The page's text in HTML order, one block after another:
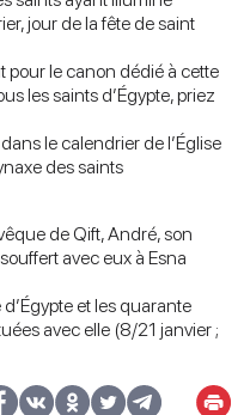
jour de la fête de saint
pour le canon dédié à cette
les saints d’Égypte, priez
le calendrier de l’Église
des saints
de Qift, André, son
avec eux à Esna
et les quarante
avec elle (8/21 janvier ;